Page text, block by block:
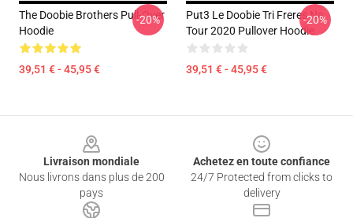
The Doobie Brothers Pull-Over
Hoodie
39,51 € - 45,95 €
-20%
Put3 Le Doobie Tri Freres Na
Tour 2020 Pullover Hoodie
39,51 € - 45,95 €
-20%
Livraison mondiale
Nous livrons dans plus de 200
pays
Achetez en toute confiance
24/7 Protected from clicks to
delivery